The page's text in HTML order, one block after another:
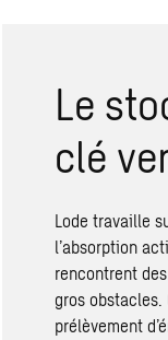
Le
clé
Lode travaille
l’absorption
rencontrent
gros obstacles.
prélèvement